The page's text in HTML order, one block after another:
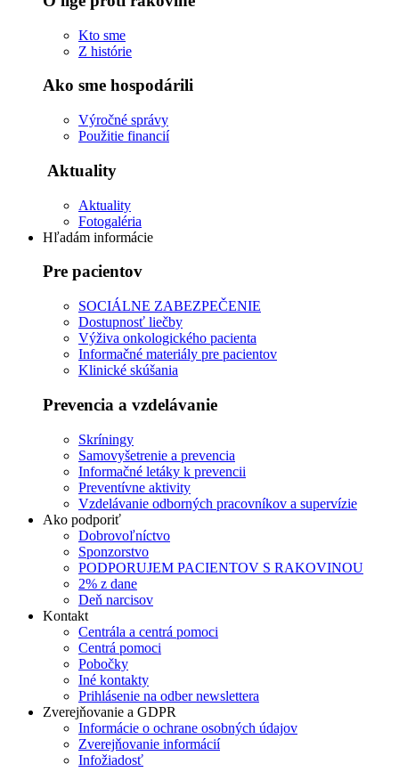
Kto sme
Z histórie
Ako sme hospodárili
Výročné správy
Použitie financií
Aktuality
Aktuality
Fotogaléria
Hľadám informácie
Pre pacientov
SOCIÁLNE ZABEZPEČENIE
Dostupnosť liečby
Výživa onkologického pacienta
Informačné materiály pre pacientov
Klinické skúšania
Prevencia a vzdelávanie
Skríningy
Samovyšetrenie a prevencia
Informačné letáky k prevencii
Preventívne aktivity
Vzdelávanie odborných pracovníkov a supervízie
Ako podporiť
Dobrovoľníctvo
Sponzorstvo
PODPORUJEM PACIENTOV S RAKOVINOU
2% z dane
Deň narcisov
Kontakt
Centrála a centrá pomoci
Centrá pomoci
Pobočky
Iné kontakty
Prihlásenie na odber newslettera
Zverejňovanie a GDPR
Informácie o ochrane osobných údajov
Zverejňovanie informácií
Infožiadosť